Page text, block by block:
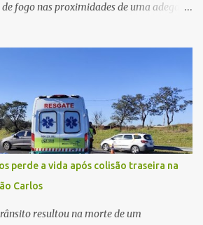
fogo nas proximidades de uma adega. O
vítimas morreram ainda no local. Outras
e socorridas. Até o momento, não
oficiais sobre o estado de saúde dos
Militar de Santa Gertrudes atenderam a
área para o trabalho da perícia. Até a
suspeito havia sido preso. A Polícia
da briga, a autoria dos disparos e as
A ocorrência segue em anda...
perde a vida após colisão traseira na
Carlos
resultou na morte de um